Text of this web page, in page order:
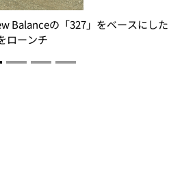
Balanceの「327」をベースにした
ローンチ